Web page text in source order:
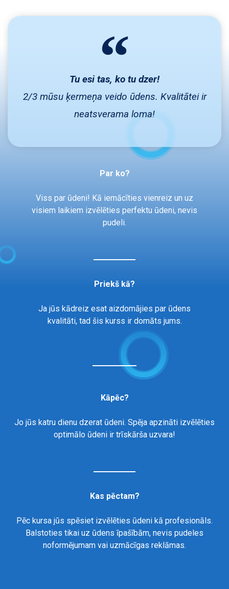
Tu esi tas, ko tu dzer!
2/3 mūsu ķermeņa veido ūdens. Kvalitātei ir
neatsverama loma!
Par ko?
Viss par ūdeni! Kā iemācīties vienreiz un uz
visiem laikiem izvēlēties perfektu ūdeni, nevis
pudeli.
Priekš kā?
Ja jūs kādreiz esat aizdomājies par ūdens
kvalitāti, tad šis kurss ir domāts jums.
Kāpēc?
Jo jūs katru dienu dzerat ūdeni. Spēja apzināti izvēlēties
optimālo ūdeni ir trīskārša uzvara!
Kas pēctam?
Pēc kursa jūs spēsiet izvēlēties ūdeni kā profesionāls.
Balstoties tikai uz ūdens īpašībām, nevis pudeles
noformējumam vai uzmācīgas reklāmas.